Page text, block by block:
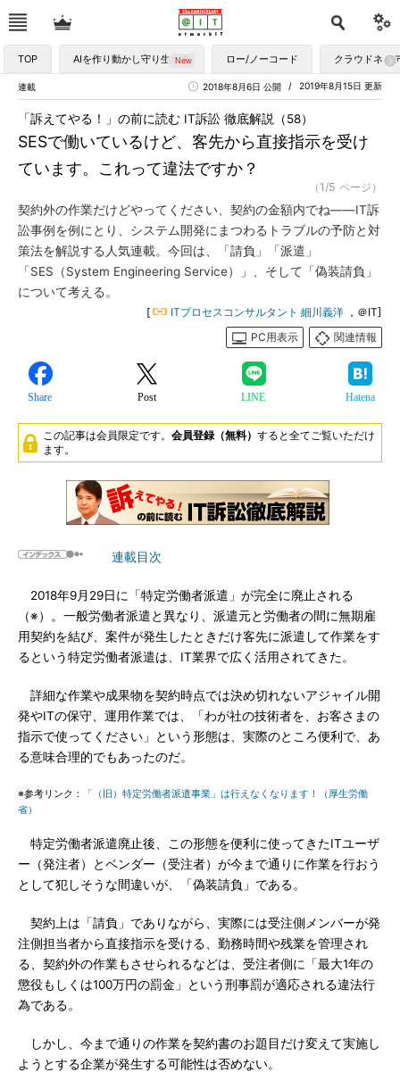
TOP AIを作り動かし守り生かす ロー/ノーコード クラウドネイ
連載 2019年8月15日 更新
2018年8月6日 公開
SESで働いているけど、客先から直接指示を受け
ています。これって違法ですか？
「訴えてやる！」の前に読む IT訴訟 徹底解説（58）
（1/5 ページ）
契約外の作業だけどやってください、契約の金額内でね――IT訴
訟事例を例にとり、システム開発にまつわるトラブルの予防と対
策法を解説する人気連載。今回は、「請負」「派遣」
「SES（System Engineering Service）」、そして「偽装請負」
について考える。
[ ITプロセスコンサルタント 細川義洋 ，＠IT]
PC用表示
関連情報
Share Post LINE Hatena
この記事は会員限定です。 会員登録（無料） すると全てご覧いただけ
ます。
連載目次
2018年9月29日に「特定労働者派遣」が完全に廃止される
（※）。一般労働者派遣と異なり、派遣元と労働者の間に無期雇
用契約を結び、案件が発生したときだけ客先に派遣して作業をす
るという特定労働者派遣は、IT業界で広く活用されてきた。
詳細な作業や成果物を契約時点では決め切れないアジャイル開
発やITの保守、運用作業では、「わが社の技術者を、お客さまの
指示で使ってください」という形態は、実際のところ便利で、あ
る意味合理的でもあったのだ。
※参考リンク：
「（旧）特定労働者派遣事業」は行えなくなります！（厚生労働
省）
特定労働者派遣廃止後、この形態を便利に使ってきたITユーザ
ー（発注者）とベンダー（受注者）が今まで通りに作業を行おう
として犯しそうな間違いが、「偽装請負」である。
契約上は「請負」でありながら、実際には受注側メンバーが発
注側担当者から直接指示を受ける、勤務時間や残業を管理され
る、契約外の作業もさせられるなどは、受注者側に「最大1年の
懲役もしくは100万円の罰金」という刑事罰が適応される違法行
為である。
しかし、今まで通りの作業を契約書のお題目だけ変えて実施し
ようとする企業が発生する可能性は否めない。